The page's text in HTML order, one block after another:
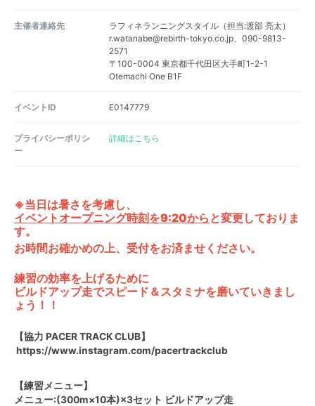
主催者連絡先
ラフィネランニングスタイル（担当:渡部 亮太）
r.watanabe@rebirth-tokyo.co.jp、090-9813-
2571
〒100-0004 東京都千代田区大手町1-2-1
Otemachi One B1F
イベントID E0147779
プライバシーポリシ
ー
詳細はこちら
※当日は暑さを考慮し、
イベントオープニング時刻を9:20から と変更しておりま
す。
お時間お確かめの上、受付をお済ませください。
練習の効率を上げるために
ビルドアップ走でスピード＆スタミナを磨いていきまし
ょう！！
【協力 PACER TRACK CLUB】
https://www.instagram.com/pacertrackclub
【練習メニュー】
メニュー:(300m×10本)×3セット ビルドアップ走